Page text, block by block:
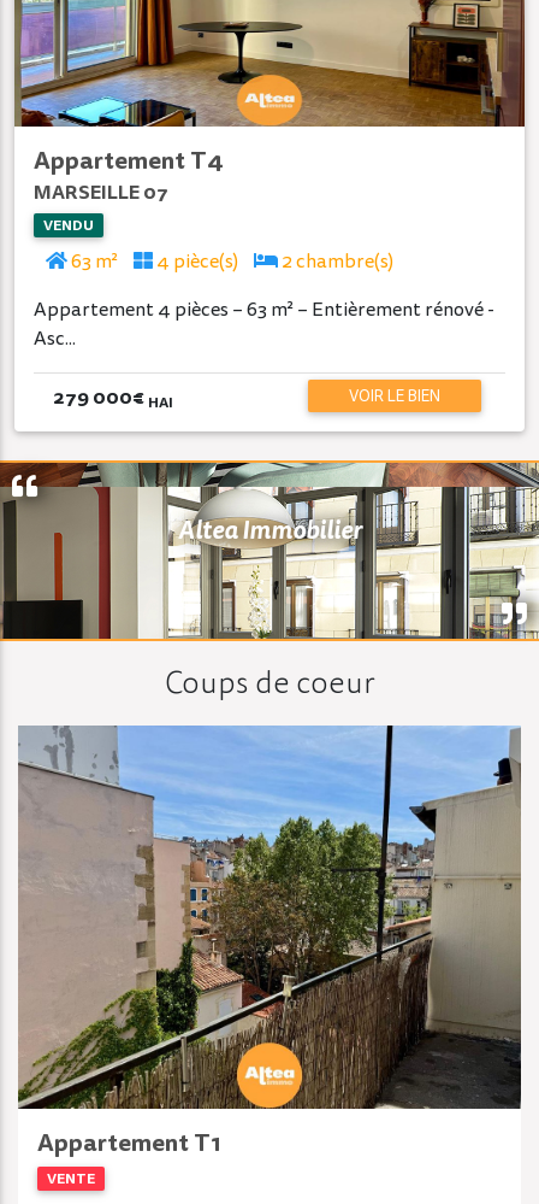
Appartement T4
MARSEILLE 07
VENDU
63 m² 4 pièce(s)
2 chambre(s)
Appartement 4 pièces – 63 m² – Entièrement rénové -
Asc...
279 000€ HAI VOIR LE BIEN
Altea Immobilier
Coups de coeur
Appartement T1
VENTE